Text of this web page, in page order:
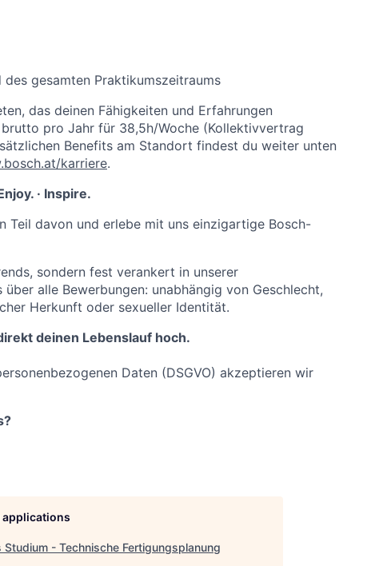
gesamten Praktikumszeitraums
das deinen Fähigkeiten und Erfahrungen
brutto pro Jahr für 38,5h/Woche (Kollektivvertrag
Benefits am Standort findest du weiter unten
karriere.
· Inspire.
Teil davon und erlebe mit uns einzigartige Bosch-
sondern fest verankert in unserer
alle Bewerbungen: unabhängig von Geschlecht,
Herkunft oder sexueller Identität.
deinen Lebenslauf hoch.
Daten (DSGVO) akzeptieren wir
applications
Studium - Technische Fertigungsplanung